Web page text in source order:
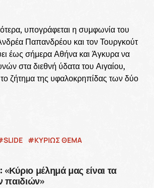
υπογράφεται η συμφωνία του
Παπανδρέου και τον Τουργκούτ
έως σήμερα Αθήνα και Άγκυρα να
στα διεθνή ύδατα του Αιγαίου,
το ζήτημα της υφαλοκρηπίδας των δύο
SLIDE ΚΥΡΙΩΣ ΘΕΜΑ
μέλημά μας είναι τα
παιδιών»